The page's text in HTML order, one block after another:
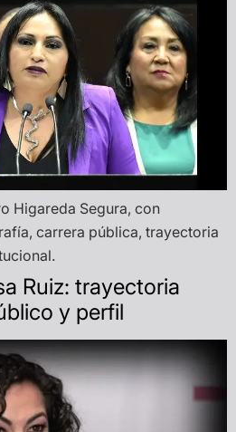
Higareda Segura, con
carrera pública, trayectoria
Ruiz: trayectoria
y perfil